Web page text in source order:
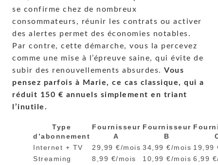
se confirme chez de nombreux
consommateurs, réunir les contrats ou activer
des alertes permet des économies notables.
Par contre, cette démarche, vous la percevez
comme une mise à l’épreuve saine, qui évite de
subir des renouvellements absurdes. Vous
pensez parfois à Marie, ce cas classique, qui a
réduit 150 € annuels simplement en triant
l’inutile.
Type
d’abonnement
Fournisseur
A
Fournisseur
B
Internet + TV
29,99 €/mois 34,99 €/mois 19,99
Streaming
8,99 €/mois 10,99 €/mois 6,99